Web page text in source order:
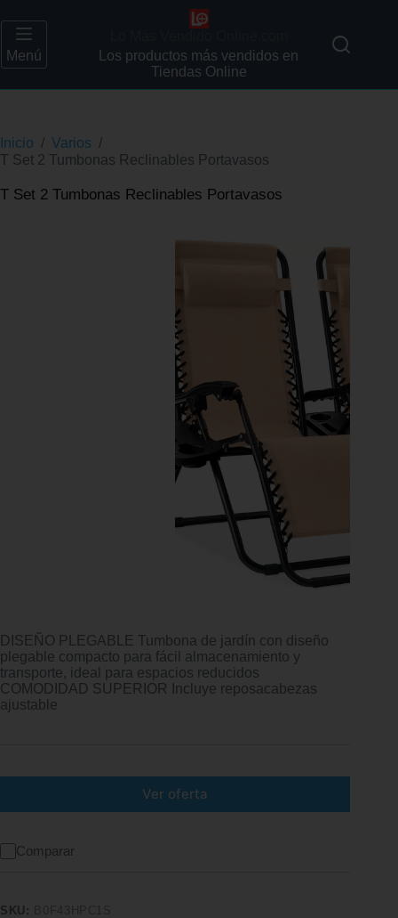
Menú
Los productos más vendidos en
Tiendas Online
Inicio / Varios /
T Set 2 Tumbonas Reclinables Portavasos
T Set 2 Tumbonas Reclinables Portavasos
DISEÑO PLEGABLE Tumbona de jardín con diseño
plegable compacto para fácil almacenamiento y
transporte, ideal para espacios reducidos
COMODIDAD SUPERIOR Incluye reposacabezas
ajustable
Ver oferta
Comparar
SKU: